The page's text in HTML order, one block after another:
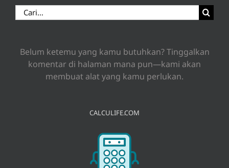
Search
for:
Belum ketemu yang kamu butuhkan? Tinggalkan
komentar di halaman mana pun—kami akan
membuat alat yang kamu perlukan.
CALCULIFE.COM